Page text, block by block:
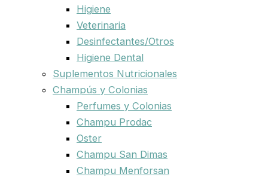
Higiene
Veterinaria
Desinfectantes/Otros
Higiene Dental
Suplementos Nutricionales
Champús y Colonias
Perfumes y Colonias
Champu Prodac
Oster
Champu San Dimas
Champu Menforsan